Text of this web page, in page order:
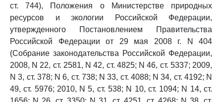
ст. 744), Положения о Министерстве природных
ресурсов и экологии Российской Федерации,
утвержденного Постановлением Правительства
Российской Федерации от 29 мая 2008 г. N 404
(Собрание законодательства Российской Федерации,
2008, N 22, ст. 2581, N 42, ст. 4825; N 46, ст. 5337; 2009,
N 3, ст. 378; N 6, ст. 738; N 33, ст. 4088; N 34, ст. 4192; N
49, ст. 5976; 2010, N 5, ст. 538; N 10, ст. 1094; N 14, ст.